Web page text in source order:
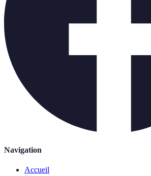
Navigation
Accueil